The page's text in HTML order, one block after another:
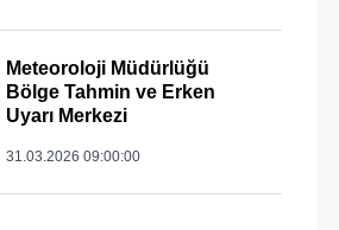
Meteoroloji Müdürlüğü
Bölge Tahmin ve Erken
Uyarı Merkezi
31.03.2026 09:00:00